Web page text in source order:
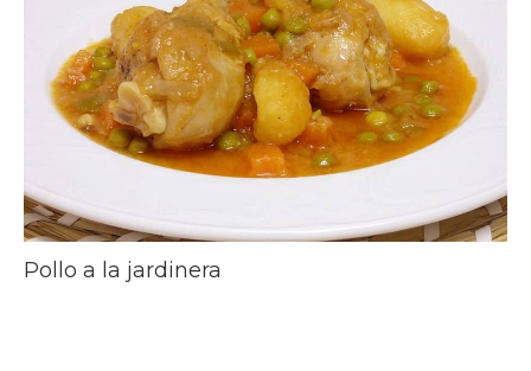
Pollo a la jardinera